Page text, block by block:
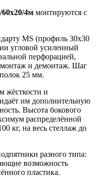
4м монтируются с
MS (профиль 30x30
угловой усиленный
перфорацией,
и демонтаж. Шаг
25 мм.
жёсткости и
им дополнительную
Высота бокового
распределённой
кг, на весь стеллаж до
разного типа:
возможность
пластика.